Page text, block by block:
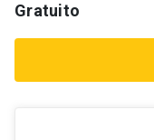
Temas
Gratuito